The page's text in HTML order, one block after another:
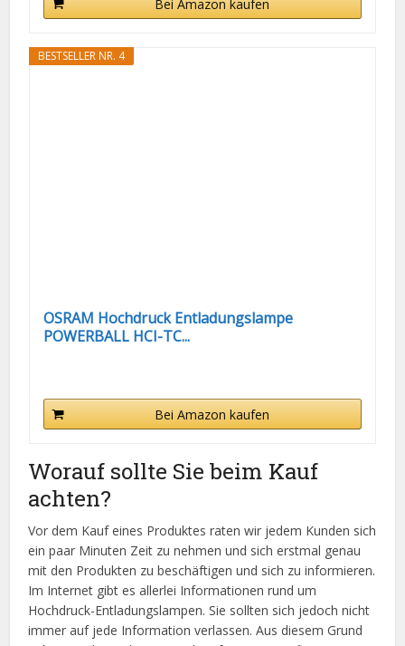
Bei Amazon kaufen
BESTSELLER NR. 4
OSRAM Hochdruck Entladungslampe
POWERBALL HCI-TC...
Bei Amazon kaufen
Worauf sollte Sie beim Kauf
achten?
Vor dem Kauf eines Produktes raten wir jedem Kunden sich
ein paar Minuten Zeit zu nehmen und sich erstmal genau
mit den Produkten zu beschäftigen und sich zu informieren.
Im Internet gibt es allerlei Informationen rund um
Hochdruck-Entladungslampen. Sie sollten sich jedoch nicht
immer auf jede Information verlassen. Aus diesem Grund